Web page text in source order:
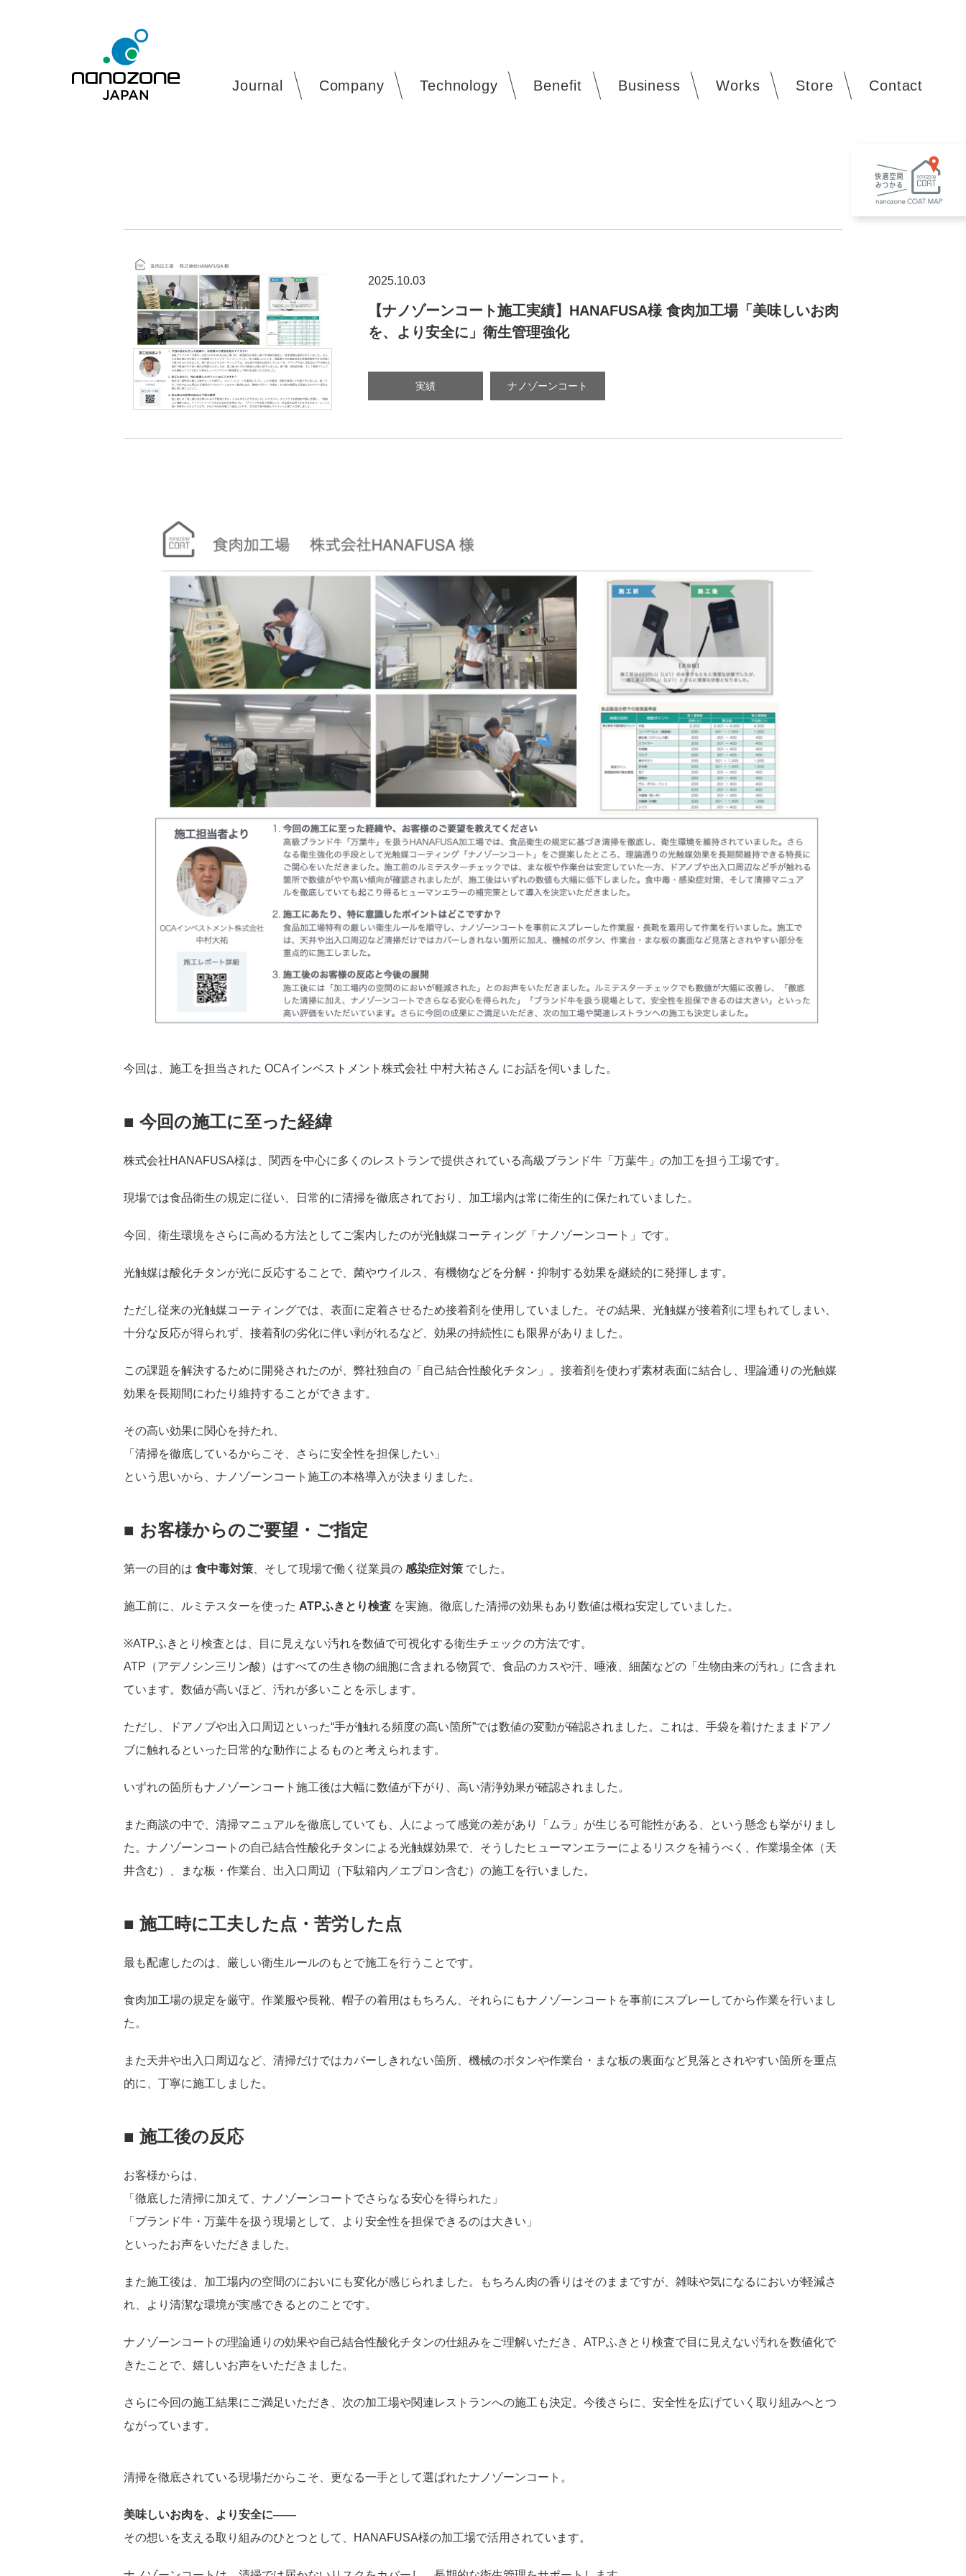
Journal Company Technology Benefit Business Works Store Contact
2025.10.03
【ナノゾーンコート施工実績】HANAFUSA様 食肉加工場「美味しいお肉
を、より安全に」衛生管理強化
実績 ナノゾーンコート
今回は、施工を担当された OCAインベストメント株式会社 中村大祐さん にお話を伺いました。
■ 今回の施工に至った経緯
株式会社HANAFUSA様は、関西を中心に多くのレストランで提供されている高級ブランド牛「万葉牛」の加工を担う工場です。
現場では食品衛生の規定に従い、日常的に清掃を徹底されており、加工場内は常に衛生的に保たれていました。
今回、衛生環境をさらに高める方法としてご案内したのが光触媒コーティング「ナノゾーンコート」です。
光触媒は酸化チタンが光に反応することで、菌やウイルス、有機物などを分解・抑制する効果を継続的に発揮します。
ただし従来の光触媒コーティングでは、表面に定着させるため接着剤を使用していました。その結果、光触媒が接着剤に埋もれてしまい、
十分な反応が得られず、接着剤の劣化に伴い剥がれるなど、効果の持続性にも限界がありました。
この課題を解決するために開発されたのが、弊社独自の「自己結合性酸化チタン」。接着剤を使わず素材表面に結合し、理論通りの光触媒
効果を長期間にわたり維持することができます。
その高い効果に関心を持たれ、
「清掃を徹底しているからこそ、さらに安全性を担保したい」
という思いから、ナノゾーンコート施工の本格導入が決まりました。
■ お客様からのご要望・ご指定
第一の目的は 食中毒対策 、そして現場で働く従業員の 感染症対策 でした。
施工前に、ルミテスターを使った ATPふきとり検査 を実施。徹底した清掃の効果もあり数値は概ね安定していました。
※ATPふきとり検査とは、目に見えない汚れを数値で可視化する衛生チェックの方法です。
ATP（アデノシン三リン酸）はすべての生き物の細胞に含まれる物質で、食品のカスや汗、唾液、細菌などの「生物由来の汚れ」に含まれ
ています。数値が高いほど、汚れが多いことを示します。
ただし、ドアノブや出入口周辺といった“手が触れる頻度の高い箇所”では数値の変動が確認されました。これは、手袋を着けたままドアノ
ブに触れるといった日常的な動作によるものと考えられます。
いずれの箇所もナノゾーンコート施工後は大幅に数値が下がり、高い清浄効果が確認されました。
また商談の中で、清掃マニュアルを徹底していても、人によって感覚の差があり「ムラ」が生じる可能性がある、という懸念も挙がりまし
た。ナノゾーンコートの自己結合性酸化チタンによる光触媒効果で、そうしたヒューマンエラーによるリスクを補うべく、作業場全体（天
井含む）、まな板・作業台、出入口周辺（下駄箱内／エプロン含む）の施工を行いました。
■ 施工時に工夫した点・苦労した点
最も配慮したのは、厳しい衛生ルールのもとで施工を行うことです。
食肉加工場の規定を厳守。作業服や長靴、帽子の着用はもちろん、それらにもナノゾーンコートを事前にスプレーしてから作業を行いまし
た。
また天井や出入口周辺など、清掃だけではカバーしきれない箇所、機械のボタンや作業台・まな板の裏面など見落とされやすい箇所を重点
的に、丁寧に施工しました。
■ 施工後の反応
お客様からは、
「徹底した清掃に加えて、ナノゾーンコートでさらなる安心を得られた」
「ブランド牛・万葉牛を扱う現場として、より安全性を担保できるのは大きい」
といったお声をいただきました。
また施工後は、加工場内の空間のにおいにも変化が感じられました。もちろん肉の香りはそのままですが、雑味や気になるにおいが軽減さ
れ、より清潔な環境が実感できるとのことです。
ナノゾーンコートの理論通りの効果や自己結合性酸化チタンの仕組みをご理解いただき、ATPふきとり検査で目に見えない汚れを数値化で
きたことで、嬉しいお声をいただきました。
さらに今回の施工結果にご満足いただき、次の加工場や関連レストランへの施工も決定。今後さらに、安全性を広げていく取り組みへとつ
ながっています。
清掃を徹底されている現場だからこそ、更なる一手として選ばれたナノゾーンコート。
美味しいお肉を、より安全に――
その想いを支える取り組みのひとつとして、HANAFUSA様の加工場で活用されています。